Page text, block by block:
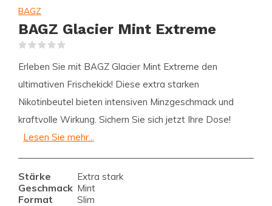
BAGZ
BAGZ Glacier Mint Extreme
Erleben Sie mit BAGZ Glacier Mint Extreme den
ultimativen Frischekick! Diese extra starken
Nikotinbeutel bieten intensiven Minzgeschmack und
kraftvolle Wirkung. Sichern Sie sich jetzt Ihre Dose!
Lesen Sie mehr...
Stärke Extra stark
Geschmack Mint
Format Slim